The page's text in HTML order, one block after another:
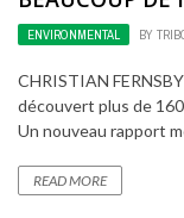
ENVIRONMENTAL BY
CHRISTIAN
découvert plus de
Un nouveau rapport
READ MORE